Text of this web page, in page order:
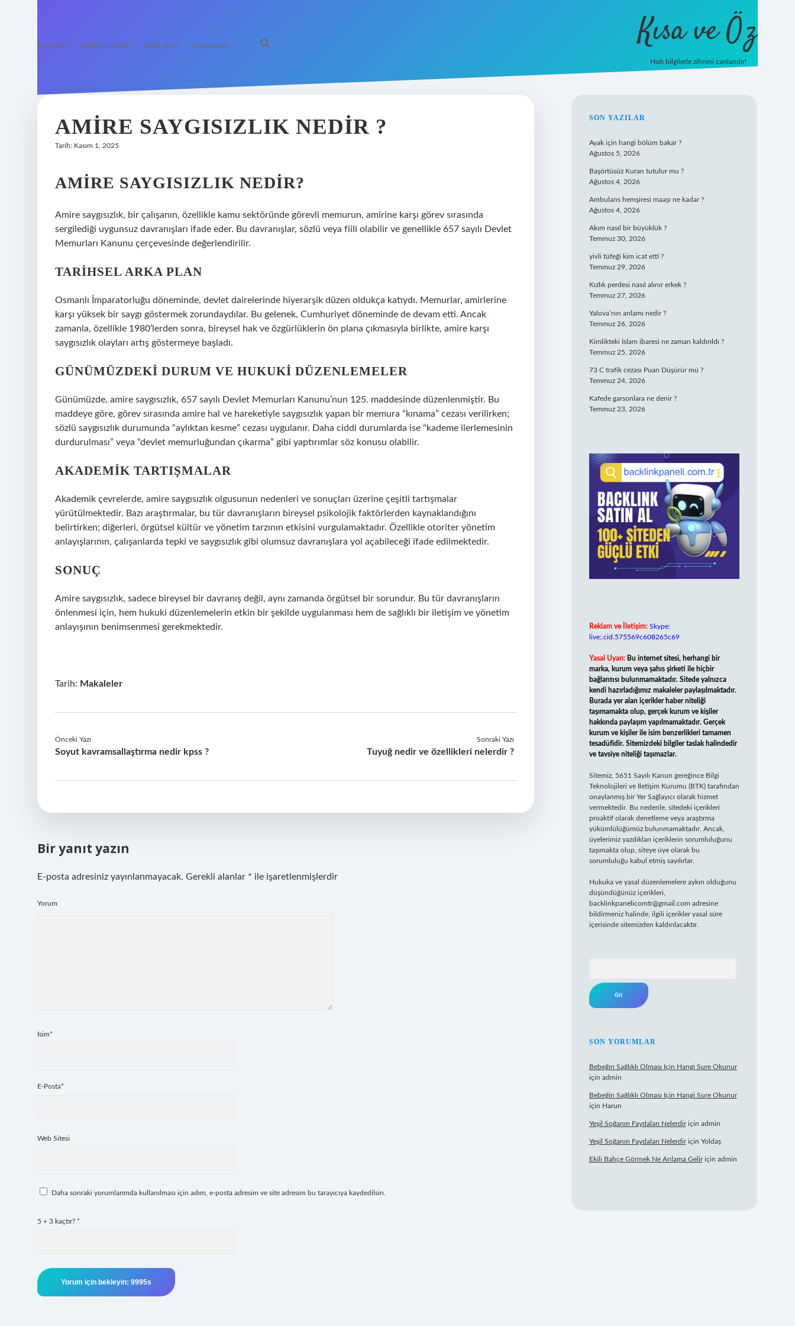
Anasayfa Gizlilik Politikası Yasal Uyarı Hakkımızda Kısa ve Öz
Hızlı bilgilerle zihnini canlandır!
AMIRE SAYGISIZLIK NEDIR ?
Tarih: Kasım 1, 2025
AMIRE SAYGISIZLIK NEDIR?
Amire saygısızlık, bir çalışanın, özellikle kamu sektöründe görevli memurun, amirine karşı görev sırasında
sergilediği uygunsuz davranışları ifade eder. Bu davranışlar, sözlü veya fiili olabilir ve genellikle 657 sayılı Devlet
Memurları Kanunu çerçevesinde değerlendirilir.
TARIHSEL ARKA PLAN
Osmanlı İmparatorluğu döneminde, devlet dairelerinde hiyerarşik düzen oldukça katıydı. Memurlar, amirlerine
karşı yüksek bir saygı göstermek zorundaydılar. Bu gelenek, Cumhuriyet döneminde de devam etti. Ancak
zamanla, özellikle 1980’lerden sonra, bireysel hak ve özgürlüklerin ön plana çıkmasıyla birlikte, amire karşı
saygısızlık olayları artış göstermeye başladı.
GÜNÜMÜZDEKI DURUM VE HUKUKI DÜZENLEMELER
Günümüzde, amire saygısızlık, 657 sayılı Devlet Memurları Kanunu’nun 125. maddesinde düzenlenmiştir. Bu
maddeye göre, görev sırasında amire hal ve hareketiyle saygısızlık yapan bir memura “kınama” cezası verilirken;
sözlü saygısızlık durumunda “aylıktan kesme” cezası uygulanır. Daha ciddi durumlarda ise “kademe ilerlemesinin
durdurulması” veya “devlet memurluğundan çıkarma” gibi yaptırımlar söz konusu olabilir.
AKADEMIK TARTIŞMALAR
Akademik çevrelerde, amire saygısızlık olgusunun nedenleri ve sonuçları üzerine çeşitli tartışmalar
yürütülmektedir. Bazı araştırmalar, bu tür davranışların bireysel psikolojik faktörlerden kaynaklandığını
belirtirken; diğerleri, örgütsel kültür ve yönetim tarzının etkisini vurgulamaktadır. Özellikle otoriter yönetim
anlayışlarının, çalışanlarda tepki ve saygısızlık gibi olumsuz davranışlara yol açabileceği ifade edilmektedir.
SONUÇ
Amire saygısızlık, sadece bireysel bir davranış değil, aynı zamanda örgütsel bir sorundur. Bu tür davranışların
önlenmesi için, hem hukuki düzenlemelerin etkin bir şekilde uygulanması hem de sağlıklı bir iletişim ve yönetim
anlayışının benimsenmesi gerekmektedir.
Tarih: Makaleler
Önceki Yazı
Soyut kavramsallaştırma nedir kpss ?
Sonraki Yazı
Tuyuğ nedir ve özellikleri nelerdir ?
Bir yanıt yazın
E-posta adresiniz yayınlanmayacak. Gerekli alanlar * ile işaretlenmişlerdir
Yorum
İsim*
E-Posta*
Web Sitesi
Daha sonraki yorumlarımda kullanılması için adım, e-posta adresim ve site adresim bu tarayıcıya kaydedilsin.
5 + 3 kaçtır? *
SIDEBAR
SON YAZILAR
Ayak için hangi bölüm bakar ?
Ağustos 5, 2026
Başörtüsüz Kuran tutulur mu ?
Ağustos 4, 2026
Ambulans hemşiresi maaşı ne kadar ?
Ağustos 4, 2026
Akım nasıl bir büyüklük ?
Temmuz 30, 2026
yivli tüfeği kim icat etti ?
Temmuz 29, 2026
Kızlık perdesi nasıl alınır erkek ?
Temmuz 27, 2026
Yalova’nın anlamı nedir ?
Temmuz 26, 2026
Kimlikteki İslam ibaresi ne zaman kaldırıldı ?
Temmuz 25, 2026
73 C trafik cezası Puan Düşürür mü ?
Temmuz 24, 2026
Kafede garsonlara ne denir ?
Temmuz 23, 2026
Reklam ve İletişim: Skype:
live:.cid.575569c608265c69
Yasal Uyarı: Bu internet sitesi, herhangi bir
marka, kurum veya şahıs şirketi ile hiçbir
bağlantısı bulunmamaktadır. Sitede yalnızca
kendi hazırladığımız makaleler paylaşılmaktadır.
Burada yer alan içerikler haber niteliği
taşımamakta olup, gerçek kurum ve kişiler
hakkında paylaşım yapılmamaktadır. Gerçek
kurum ve kişiler ile isim benzerlikleri tamamen
tesadüfidir. Sitemizdeki bilgiler taslak halindedir
ve tavsiye niteliği taşımazlar.
Sitemiz, 5651 Sayılı Kanun gereğince Bilgi
Teknolojileri ve İletişim Kurumu (BTK) tarafından
onaylanmış bir Yer Sağlayıcı olarak hizmet
vermektedir. Bu nedenle, sitedeki içerikleri
proaktif olarak denetleme veya araştırma
yükümlülüğümüz bulunmamaktadır. Ancak,
üyelerimiz yazdıkları içeriklerin sorumluluğunu
taşımakta olup, siteye üye olarak bu
sorumluluğu kabul etmiş sayılırlar.
Hukuka ve yasal düzenlemelere aykırı olduğunu
düşündüğünüz içerikleri,
backlinkpanelicomtr@gmail.com adresine
bildirmeniz halinde, ilgili içerikler yasal süre
içerisinde sitemizden kaldırılacaktır.
SON YORUMLAR
Bebeğin Sağlıklı Olması Için Hangi Sure Okunur
için admin
Bebeğin Sağlıklı Olması Için Hangi Sure Okunur
için Harun
Yeşil Soğanın Faydaları Nelerdiriçin admin
Yeşil Soğanın Faydaları Nelerdiriçin Yoldaş
Ekili Bahçe Görmek Ne Anlama Geliriçin admin